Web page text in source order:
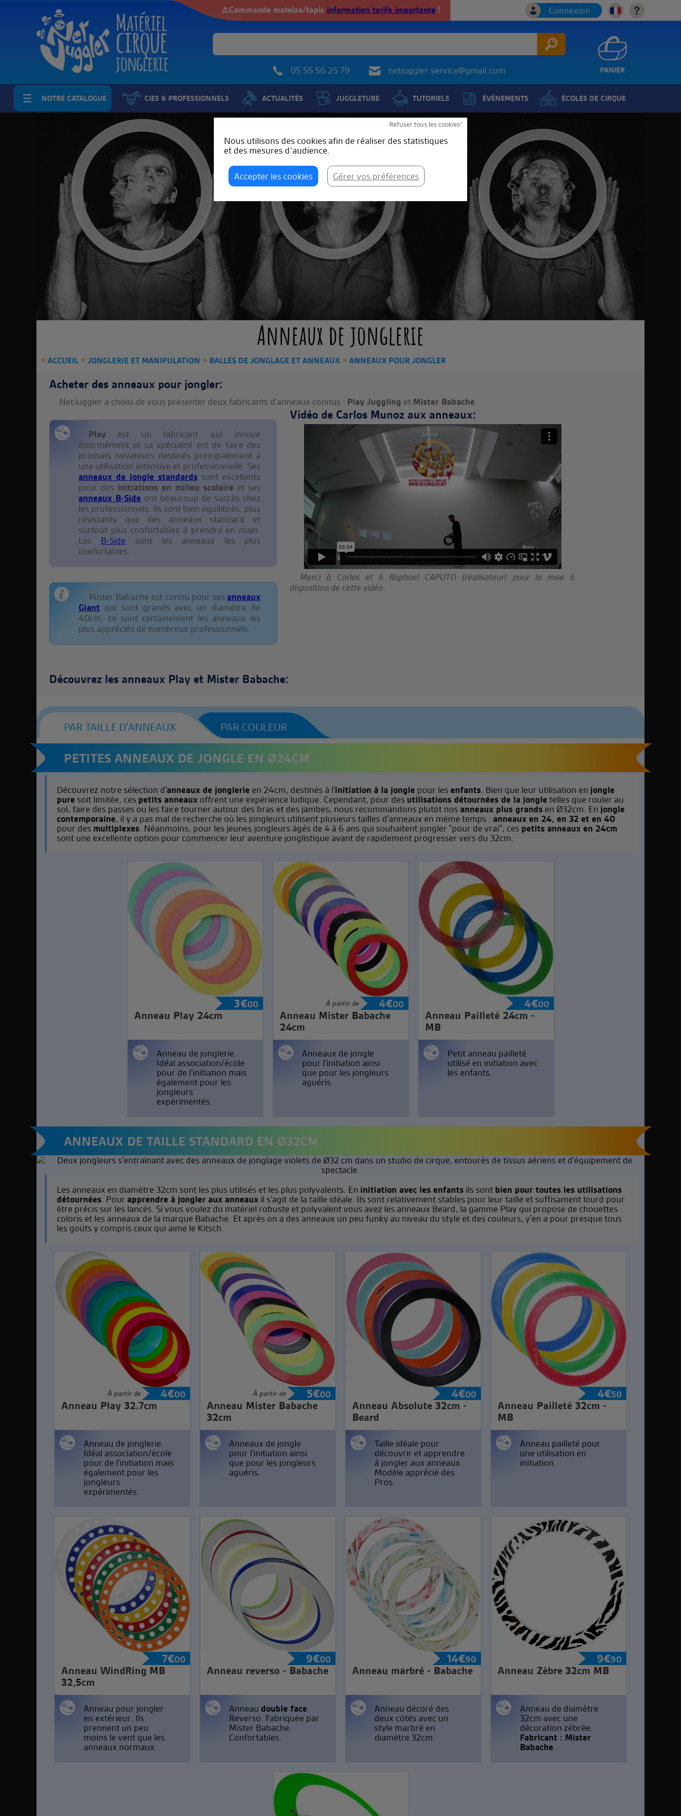
Refuser tous les cookies*
Nous utilisons des cookies afin de réaliser des statistiques
et des mesures d’audience.
Accepter les cookies Gérer vos préférences
⚠️Commande matelas/tapis information tarifs importante !
05 55 56 25 79 netjuggler.service@gmail.com PANIER
NOTRE CATALOGUE CIES & PROFESSIONNELS ACTUALITÉS JUGGLETUBE TUTORIELS ÉVÉNEMENTS ÉCOLES DE CIRQUE
Anneaux de jonglerie
ACCUEIL JONGLERIE ET MANIPULATION BALLES DE JONGLAGE ET ANNEAUX ANNEAUX POUR JONGLER
Acheter des anneaux pour jongler:
NetJuggler a choisi de vous présenter deux fabricants d'anneaux connus : Play Juggling et Mister Babache.
Play est un fabricant qui innove
énormément et sa spécialité est de faire des
produits novateurs destinés principalement à
une utilisation intensive et professionnelle. Ses
anneaux de jongle standards sont excellents
pour des initiations en milieu scolaire et ses
anneaux B-Side ont beaucoup de succès chez
les professionnels. Ils sont bien équilibrés, plus
résistants que des anneaux standard et
surtout plus confortables à prendre en main.
Les B-Side sont les anneaux les plus
confortables.
Mister Babache est connu pour ses anneaux
Giant qui sont grands avec un diamètre de
40cm, ce sont certainement les anneaux les
plus appréciés de nombreux professionnels.
Vidéo de Carlos Munoz aux anneaux:
Merci à Carlos et à Raphael CAPUTO (réalisateur) pour la mise à
disposition de cette vidéo.
Découvrez les anneaux Play et Mister Babache:
PAR TAILLE D'ANNEAUX PAR COULEUR
PETITES ANNEAUX DE JONGLE EN Ø24CM
Découvrez notre sélection d'anneaux de jonglerie en 24cm, destinés à l'initiation à la jongle pour les enfants. Bien que leur utilisation en jongle
pure soit limitée, ces petits anneaux offrent une expérience ludique. Cependant, pour des utilisations détournées de la jongle telles que rouler au
sol, faire des passes ou les faire tourner autour des bras et des jambes, nous recommandons plutôt nos anneaux plus grands en Ø32cm. En jongle
contemporaine, il y a pas mal de recherche où les jongleurs utilisent plusieurs tailles d'anneaux en même temps : anneaux en 24, en 32 et en 40
pour des multiplexes. Néanmoins, pour les jeunes jongleurs âgés de 4 à 6 ans qui souhaitent jongler "pour de vrai", ces petits anneaux en 24cm
sont une excellente option pour commencer leur aventure jonglistique avant de rapidement progresser vers du 32cm.
3€00
Anneau Play 24cm
Anneau de jonglerie.
Idéal association/école
pour de l'initiation mais
également pour les
jongleurs
expérimentés.
À partir de 4€00
Anneau Mister Babache
24cm
Anneaux de jongle
pour l'initiation ainsi
que pour les jongleurs
aguéris.
4€00
Anneau Pailleté 24cm -
MB
Petit anneau pailleté
utilisé en initiation avec
les enfants.
ANNEAUX DE TAILLE STANDARD EN Ø32CM
Les anneaux en diamètre 32cm sont les plus utilisés et les plus polyvalents. En initiation avec les enfants ils sont bien pour toutes les utilisations
détournées. Pour apprendre à jongler aux anneaux il s'agit de la taille idéale. Ils sont relativement stables pour leur taille et suffisament lourd pour
être précis sur les lancés. Si vous voulez du matériel robuste et polyvalent vous avez les anneaux Beard, la gamme Play qui propose de chouettes
coloris et les anneaux de la marque Babache. Et après on a des anneaux un peu funky au niveau du style et des couleurs, y'en a pour presque tous
les goûts y compris ceux qui aime le Kitsch.
À partir de 4€00
Anneau Play 32.7cm
Anneau de jonglerie.
Idéal association/école
pour de l'initiation mais
également pour les
jongleurs
expérimentés.
À partir de 5€00
Anneau Mister Babache
32cm
Anneaux de jongle
pour l'initiation ainsi
que pour les jongleurs
aguéris.
4€00
Anneau Absolute 32cm -
Beard
Taille idéale pour
découvrir et apprendre
à jongler aux anneaux.
Modèle apprécié des
Pros.
4€50
Anneau Pailleté 32cm -
MB
Anneau pailleté pour
une utilisation en
initiation.
7€00
Anneau WindRing MB
32,5cm
Anneau pour jongler
en extérieur. Ils
prennent un peu
moins le vent que les
anneaux normaux.
9€00
Anneau reverso - Babache
Anneau double face
Reverso. Fabriquée par
Mister Babache.
Confortables.
14€90
Anneau marbré - Babache
Anneau décoré des
deux côtés avec un
style marbré en
diamètre 32cm.
9€90
Anneau Zèbre 32cm MB
Anneau de diamètre
32cm avec une
décoration zébrée.
Fabricant : Mister
Babache.
Connexion